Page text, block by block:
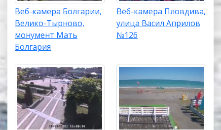
Веб-камера Болгарии,
Велико-Тырново,
монумент Мать
Болгария
Веб-камера Пловдива,
улица Васил Априлов
№126